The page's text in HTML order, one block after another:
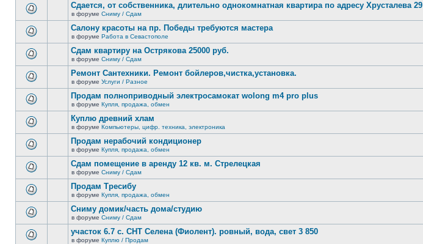
новых
непрочитанных
сообщений.
Сдается, от собственника, длительно однокомнатная квартира по адресу Хрусталева 29
в форуме Сниму / Сдам
новых
непрочитанных
сообщений.
Салону красоты на пр. Победы требуются мастера
в форуме Работа в Севастополе
новых
непрочитанных
сообщений.
Сдам квартиру на Острякова 25000 руб.
в форуме Сниму / Сдам
новых
непрочитанных
сообщений.
Ремонт Сантехники. Ремонт бойлеров,чистка,установка.
в форуме Услуги / Разное
новых
непрочитанных
сообщений.
Продам полноприводный электросамокат wolong m4 pro plus
в форуме Купля, продажа, обмен
новых
непрочитанных
сообщений.
Куплю древний хлам
в форуме Компьютеры, цифр. техника, электроника
новых
непрочитанных
сообщений.
Продам нерабочий кондиционер
в форуме Купля, продажа, обмен
новых
непрочитанных
сообщений.
Сдам помещение в аренду 12 кв. м. Стрелецкая
в форуме Сниму / Сдам
новых
непрочитанных
сообщений.
Продам Тресибу
в форуме Купля, продажа, обмен
Сниму домик/часть дома/студию
в форуме Сниму / Сдам
участок 6.7 с. СНТ Селена (Фиолент). ровный, вода, свет 3 850
в форуме Куплю / Продам